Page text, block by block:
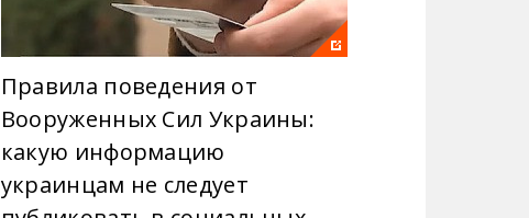
Правила поведения от
Вооруженных Сил Украины:
какую информацию
украинцам не следует